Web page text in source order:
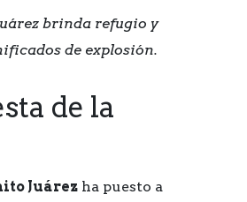
brinda refugio y
de explosión.
de la
Juárez ha puesto a